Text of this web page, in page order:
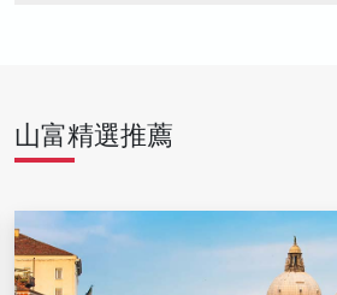
山富精選推薦